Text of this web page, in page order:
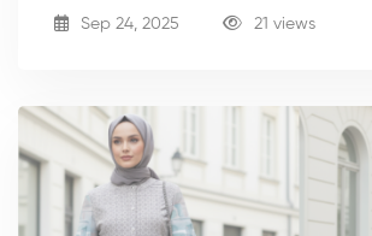
Sep 24, 2025 21 views